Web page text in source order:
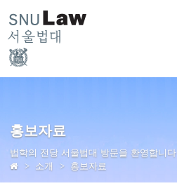
홍보자료
법학의 전당 서울법대 방문을 환영합니다
소개
홍보자료